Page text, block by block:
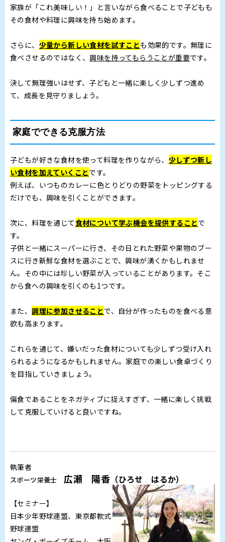
家族が「これ美味しい！」と言いながら食べることで子どもも
その食材や料理に興味を持ち始めます。
さらに、 少量から新しい食材を試すことも効果的です。無理に
食べさせるのではなく、興味を持ってもらうことが重要です。
決して無理強いはせず、子どもと一緒に楽しく少しずつ進め
て、成長を見守りましょう。
家庭でできる克服方法
子どもが好きな食材を使って料理を作りながら、 少しずつ新し
い食材を加えていくことです。
例えば、いつものカレーに色とりどりの野菜をトッピングする
だけでも、興味を引くことができます。
次に、料理を通じて食材について学ぶ機会を提供することで
す。
子供と一緒にスーパーに行き、その日とれた野菜や果物のブー
スに行き新鮮な食材を選ぶことで、興味が湧くかもしれませ
ん。その中には珍しい野菜が入っていることがあります。そこ
から食への興味を引くのも1つです。
また、調理に参加させることで、自分が作ったものを食べる意
欲も高まります。
これらを通じて、嫌いだった食材についても少しずつ受け入れ
られるようになるかもしれません。家庭での楽しい食卓づくり
を目指していきましょう。
偏食であることをネガティブに捉えすぎず、一緒に楽しく挑戦
して克服していけると良いですね。
執筆者
スポーツ栄養士広瀬 陽香 （ひろせ はるか）
【セミナー】
日本少年野球連盟、東京都軟式
野球連盟